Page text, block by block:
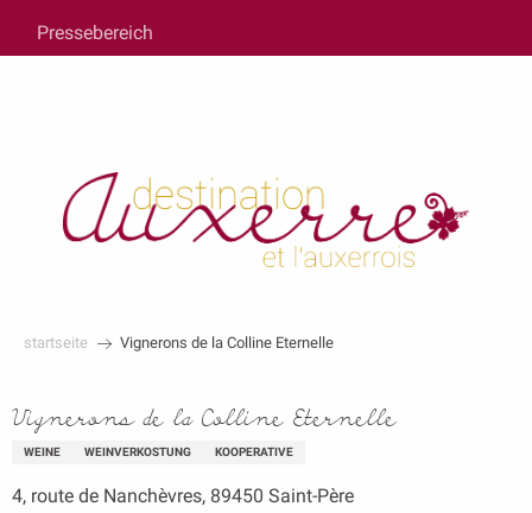
contenu
principal
Pressebereich
startseite Vignerons de la Colline Eternelle
Vignerons de la Colline Eternelle
WEINE WEINVERKOSTUNG KOOPERATIVE
4, route de Nanchèvres, 89450 Saint-Père